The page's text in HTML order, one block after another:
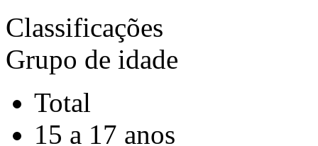
Classificações
Grupo de idade
Total
15 a 17 anos